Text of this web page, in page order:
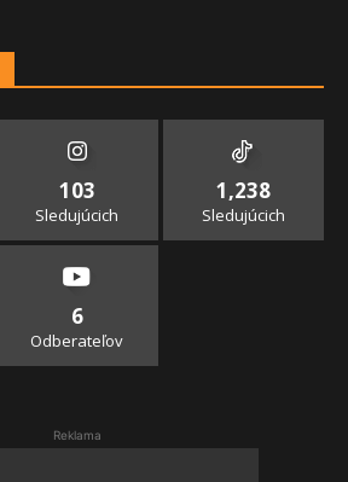
103
Sledujúcich
1,238
Sledujúcich
6
Odberateľov
Reklama